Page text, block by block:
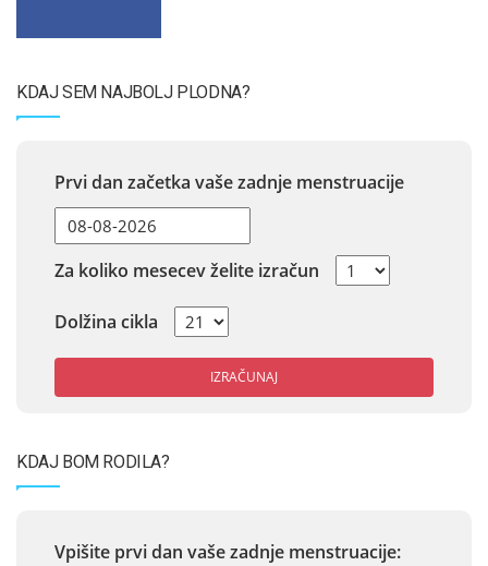
KDAJ SEM NAJBOLJ PLODNA?
Prvi dan začetka vaše zadnje menstruacije
Za koliko mesecev želite izračun
Dolžina cikla
IZRAČUNAJ
KDAJ BOM RODILA?
Vpišite prvi dan vaše zadnje menstruacije: